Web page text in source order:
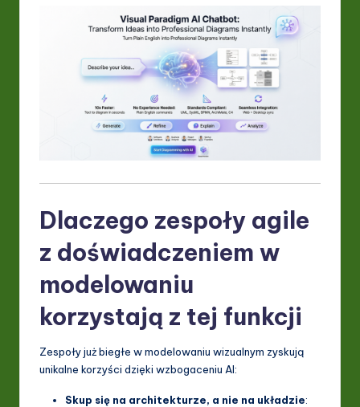
Dlaczego zespoły agile
z doświadczeniem w
modelowaniu
korzystają z tej funkcji
Zespoły już biegłe w modelowaniu wizualnym zyskują
unikalne korzyści dzięki wzbogaceniu AI:
Skup się na architekturze, a nie na układzie: